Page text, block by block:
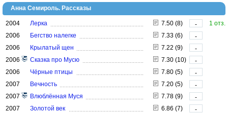
Анна Семироль. Рассказы
2004 Лерка 7.50 (8) -
1 отз.
2006
Бегство налегке 7.33 (6)
-
2006
Крылатый щен 7.22 (9)
-
2006
Сказка про Мусю 7.30 (10)
-
2006
Чёрные птицы 7.80 (5)
-
2007
Вечность 7.20 (5)
-
2007
Влюблённая Муся 7.78 (9)
-
2007
Золотой век 6.86 (7)
-